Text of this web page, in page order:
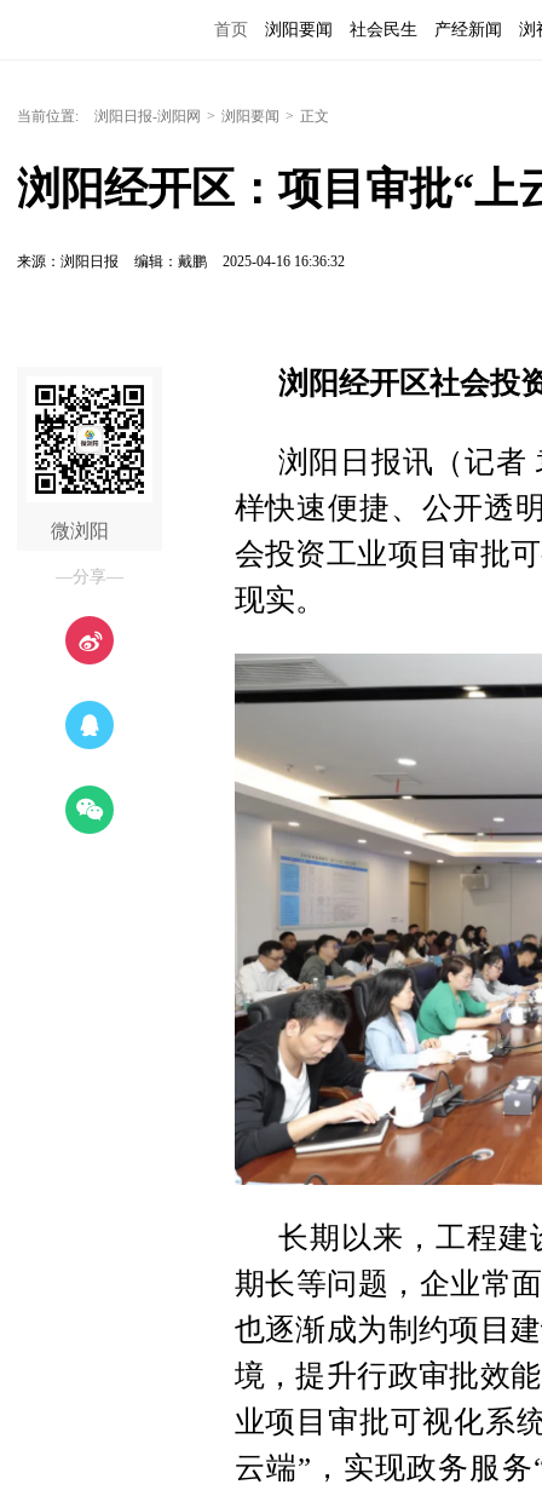
首页 浏阳要闻 社会民生 产经新闻 浏
当前位置: 浏阳日报-浏阳网 > 浏阳要闻 > 正文
浏阳经开区：项目审批“上
来源：浏阳日报 编辑：戴鹏 2025-04-16 16:36:32
微浏阳
—分享—
浏阳经开区社会投
浏阳日报讯（记者
样快速便捷、公开透
会投资工业项目审批
现实。
长期以来，工程建
期长等问题，企业常
也逐渐成为制约项目
境，提升行政审批效
业项目审批可视化系
云端”，实现政务服